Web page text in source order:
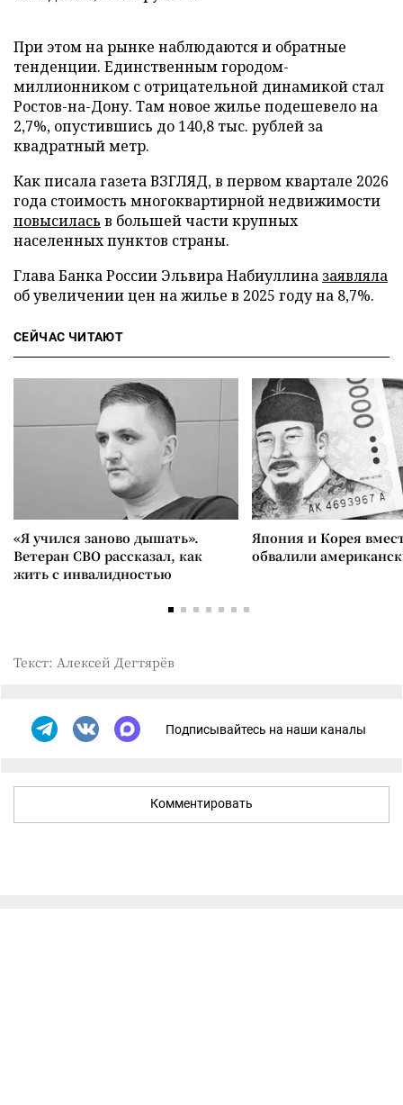
При этом на рынке наблюдаются и обратные
тенденции. Единственным городом-
миллионником с отрицательной динамикой стал
Ростов-на-Дону. Там новое жилье подешевело на
2,7%, опустившись до 140,8 тыс. рублей за
квадратный метр.
Как писала газета ВЗГЛЯД, в первом квартале 2026
года стоимость многоквартирной недвижимости
повысилась в большей части крупных
населенных пунктов страны.
Глава Банка России Эльвира Набиуллина заявляла
об увеличении цен на жилье в 2025 году на 8,7%.
СЕЙЧАС ЧИТАЮТ
«Я учился заново дышать».
Ветеран СВО рассказал, как
жить с инвалидностью
Япония и Корея
обвалили
Текст: Алексей Дегтярёв
Подписывайтесь на наши каналы
Комментировать